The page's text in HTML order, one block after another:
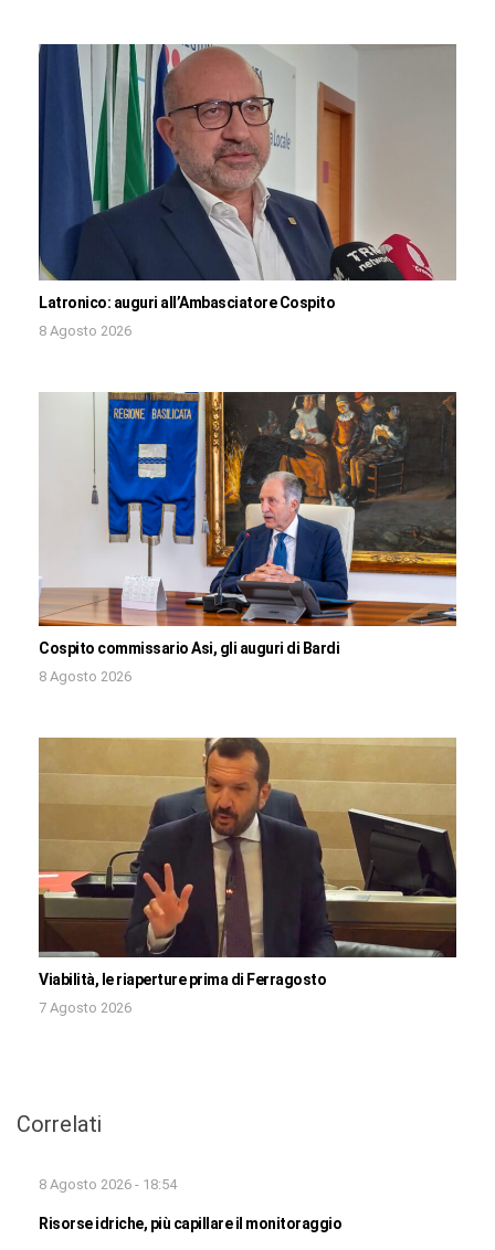
Latronico: auguri all’Ambasciatore Cospito
8 Agosto 2026
Cospito commissario Asi, gli auguri di Bardi
8 Agosto 2026
Viabilità, le riaperture prima di Ferragosto
7 Agosto 2026
Correlati
8 Agosto 2026 - 18:54
Risorse idriche, più capillare il monitoraggio